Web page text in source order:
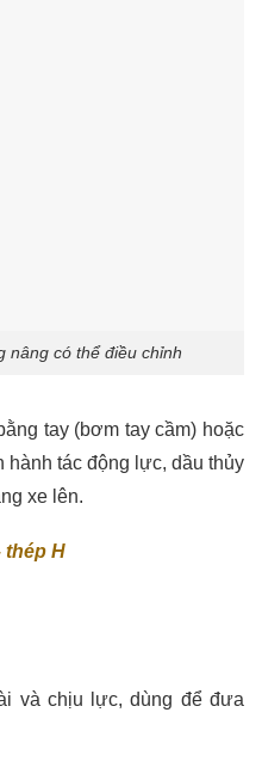
nâng có thể điều chỉnh
tay (bơm tay cầm) hoặc
tác động lực, dầu thủy
xe lên.
thép H
và chịu lực, dùng để đưa